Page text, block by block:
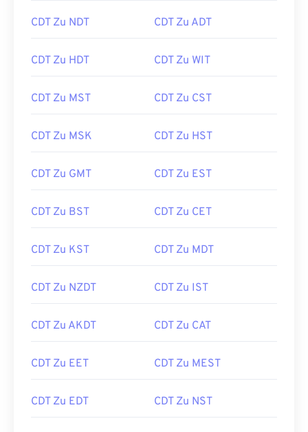
CDT Zu NDT CDT Zu ADT
CDT Zu HDT CDT Zu WIT
CDT Zu MST CDT Zu CST
CDT Zu MSK CDT Zu HST
CDT Zu GMT CDT Zu EST
CDT Zu BST CDT Zu CET
CDT Zu KST CDT Zu MDT
CDT Zu NZDT CDT Zu IST
CDT Zu AKDT CDT Zu CAT
CDT Zu EET CDT Zu MEST
CDT Zu EDT CDT Zu NST